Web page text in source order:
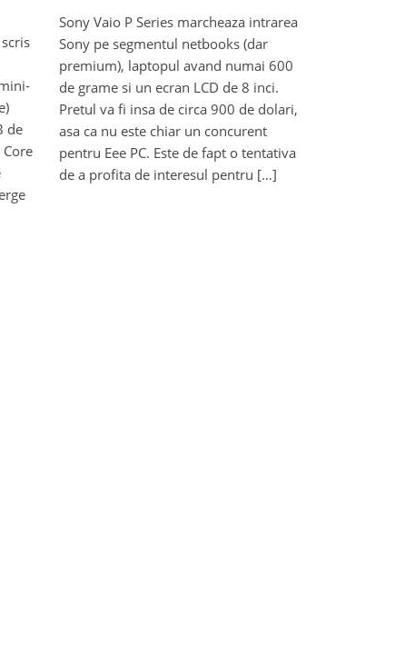
de
Sony Vaio P Series marcheaza intrarea
Sony pe segmentul netbooks (dar
premium), laptopul avand numai 600
de grame si un ecran LCD de 8 inci.
Pretul va fi insa de circa 900 de dolari,
asa ca nu este chiar un concurent
pentru Eee PC. Este de fapt o tentativa
de a profita de interesul pentru […]